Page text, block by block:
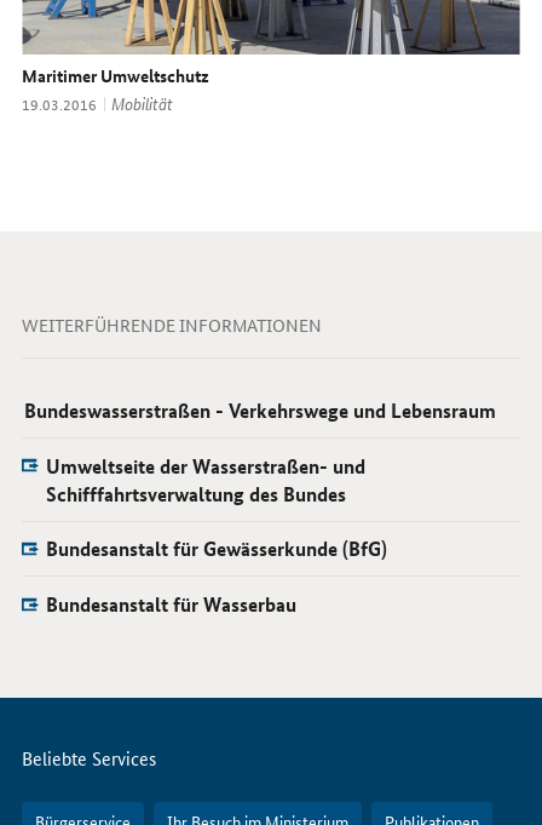
Maritimer Umweltschutz
Datum:
19.03.2016 Thema:
Mobilität
WEITERFÜHRENDE INFORMATIONEN
Bundeswasserstraßen - Verkehrswege und Lebensraum
Umweltseite der Wasserstraßen- und
Schifffahrtsverwaltung des Bundes
Bundesanstalt für Gewässerkunde (BfG)
Bundesanstalt für Wasserbau
Servicemenü
Beliebte Services